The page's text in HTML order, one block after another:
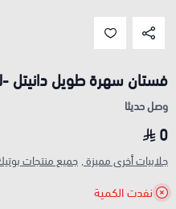
فستان سهرة طويل دانيتل
وصل حديثا
0
جلابيات أخرى مميزة , جميع منتجات
نفدت الكمية